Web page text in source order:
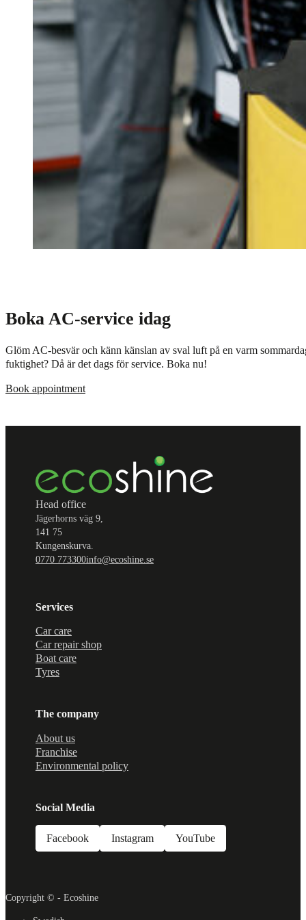
Boka AC-service idag
Glöm AC-besvär och känn känslan av sval luft på en varm
fuktighet? Då är det dags för service. Boka nu!
Book appointment
Head office
Jägerhorns väg 9,
141 75
Kungenskurva.
0770 773300info@ecoshine.se
Services
Car care
Car repair shop
Boat care
Tyres
The company
About us
Franchise
Environmental policy
Social Media
Facebook Instagram YouTube
Copyright © - Ecoshine